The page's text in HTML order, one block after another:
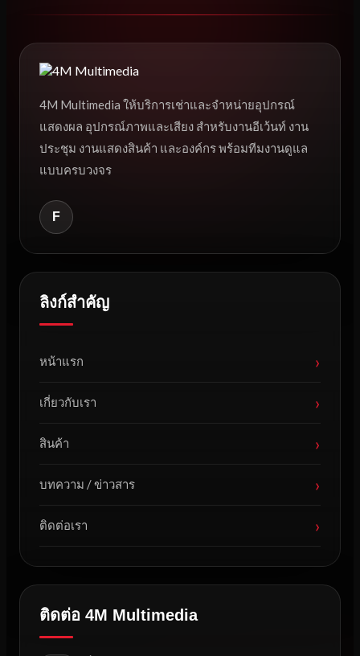
4M Multimedia ให้บริการเช่าและจำหน่ายอุปกรณ์
แสดงผล อุปกรณ์ภาพและเสียง สำหรับงานอีเว้นท์ งาน
ประชุม งานแสดงสินค้า และองค์กร พร้อมทีมงานดูแล
แบบครบวงจร
F
ลิงก์สำคัญ
หน้าแรก ›
เกี่ยวกับเรา ›
สินค้า ›
บทความ / ข่าวสาร ›
ติดต่อเรา ›
ติดต่อ 4M Multimedia